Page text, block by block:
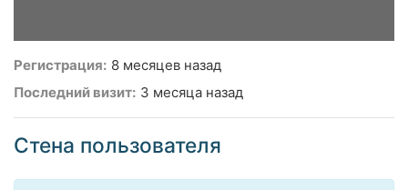
Регистрация: 8 месяцев назад
Последний визит: 3 месяца назад
Стена пользователя